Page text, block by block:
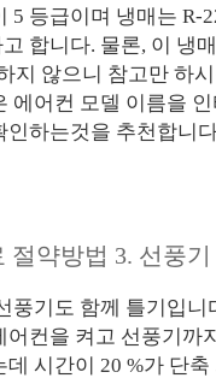
5 등급이며 냉매는 R-
합니다. 물론, 이 냉
지 않으니 참고만 하
에어컨 모델 이름을
인하는것을 추천합니
절약방법 3. 선풍기
풍기도 함께 틀기입니
어컨을 켜고 선풍기까
시간이 20 %가 단축